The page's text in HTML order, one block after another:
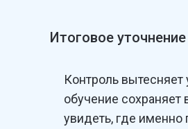
Итоговое уточнение
Контроль
обучение сохраняет
увидеть, где именно